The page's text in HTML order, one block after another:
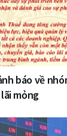
báo về
mỏng